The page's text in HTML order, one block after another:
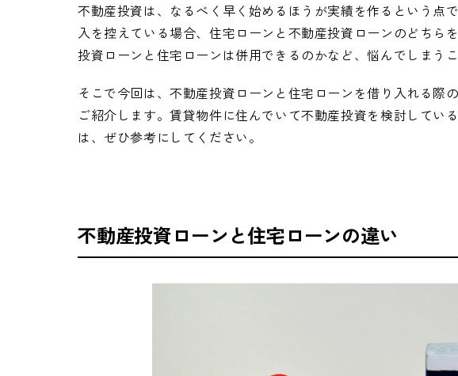
不動産投資は、なるべく早く始めるほうが実績を作るという点
入を控えている場合、住宅ローンと不動産投資ローンのどちら
投資ローンと住宅ローンは併用できるのかなど、悩んでしまうこ
そこで今回は、不動産投資ローンと住宅ローンを借り入れる際
ご紹介します。賃貸物件に住んでいて不動産投資を検討してい
は、ぜひ参考にしてください。
不動産投資ローンと住宅ローンの違い